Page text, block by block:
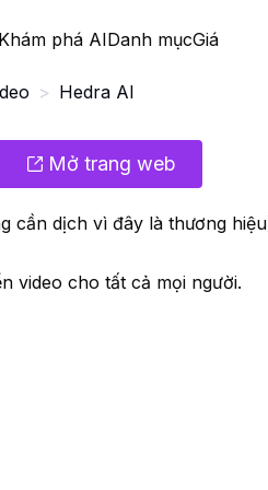
Khám phá AIDanh mụcGiá
> Hedra AI
Mở trang web
cần dịch vì đây là thương
video cho tất cả mọi người.